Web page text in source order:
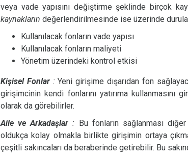
veya vade yapısını değiştirme şeklinde birçok
kaynakların değerlendirilmesinde ise üzerinde
Kullanılacak fonların vade yapısı
Kullanılacak fonların maliyeti
Yönetim üzerindeki kontrol etkisi
Kişisel Fonlar :Yeni girişime dışarıdan fon
girişimcinin kendi fonlarını yatırıma kullanmasını
olarak da görebilirler.
Aile ve Arkadaşlar: Bu fonların sağlanması
oldukça kolay olmakla birlikte girişimin ortaya
çeşitli sakıncaları da beraberinde getirebilir. Bu